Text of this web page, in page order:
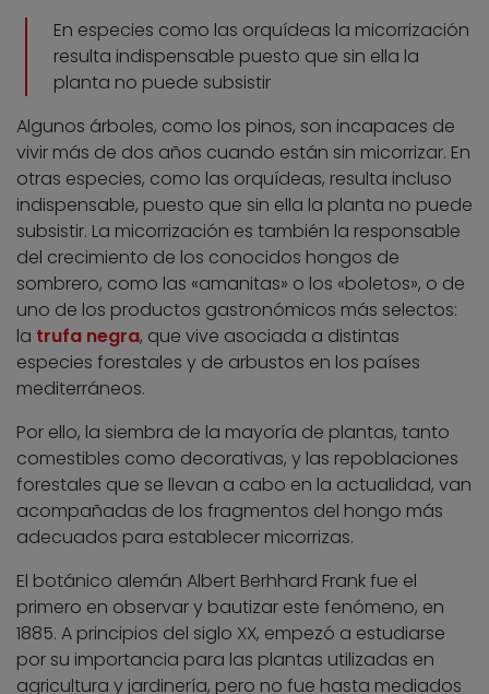
En especies como las orquídeas la micorrización
resulta indispensable puesto que sin ella la
planta no puede subsistir
Algunos árboles, como los pinos, son incapaces de
vivir más de dos años cuando están sin micorrizar. En
otras especies, como las orquídeas, resulta incluso
indispensable, puesto que sin ella la planta no puede
subsistir. La micorrización es también la responsable
del crecimiento de los conocidos hongos de
sombrero, como las «amanitas» o los «boletos», o de
uno de los productos gastronómicos más selectos:
la trufa negra, que vive asociada a distintas
especies forestales y de arbustos en los países
mediterráneos.
Por ello, la siembra de la mayoría de plantas, tanto
comestibles como decorativas, y las repoblaciones
forestales que se llevan a cabo en la actualidad, van
acompañadas de los fragmentos del hongo más
adecuados para establecer micorrizas.
El botánico alemán Albert Berhhard Frank fue el
primero en observar y bautizar este fenómeno, en
1885. A principios del siglo XX, empezó a estudiarse
por su importancia para las plantas utilizadas en
agricultura y jardinería, pero no fue hasta mediados